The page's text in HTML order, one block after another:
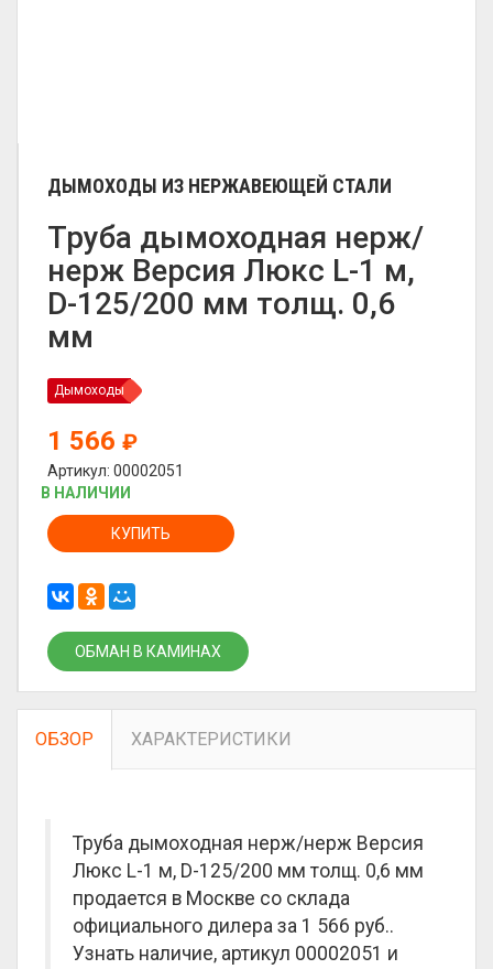
ДЫМОХОДЫ ИЗ НЕРЖАВЕЮЩЕЙ СТАЛИ
Труба дымоходная нерж/
нерж Версия Люкс L-1 м,
D-125/200 мм толщ. 0,6
мм
Дымоходы
1 566 ₽
Артикул: 00002051
В НАЛИЧИИ
КУПИТЬ
ОБМАН В КАМИНАХ
ОБЗОР ХАРАКТЕРИСТИКИ
Труба дымоходная нерж/нерж Версия
Люкс L-1 м, D-125/200 мм толщ. 0,6 мм
продается в Москве со склада
официального дилера за 1 566 руб..
Узнать наличие, артикул 00002051 и